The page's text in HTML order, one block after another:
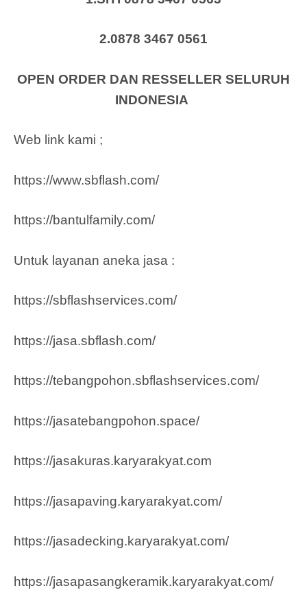
2.0878 3467 0561
OPEN ORDER DAN RESSELLER SELURUH
INDONESIA
Web link kami ;
https://www.sbflash.com/
https://bantulfamily.com/
Untuk layanan aneka jasa :
https://sbflashservices.com/
https://jasa.sbflash.com/
https://tebangpohon.sbflashservices.com/
https://jasatebangpohon.space/
https://jasakuras.karyarakyat.com
https://jasapaving.karyarakyat.com/
https://jasadecking.karyarakyat.com/
https://jasapasangkeramik.karyarakyat.com/